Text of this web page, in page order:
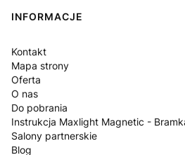
INFORMACJE
Kontakt
Mapa strony
Oferta
O nas
Do pobrania
Instrukcja Maxlight Magnetic -
Salony partnerskie
Blog